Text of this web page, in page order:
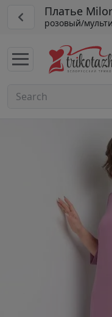
Платье
розовый/